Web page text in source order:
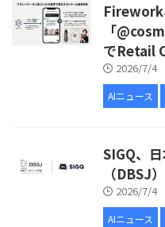
Firework
「
でRetail
2026/7/4
AIニュース
SIGQ、
（DBSJ
2026/7/4
AIニュース